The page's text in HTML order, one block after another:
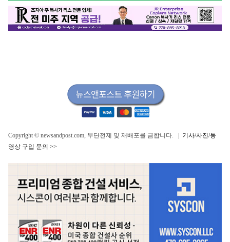
Copyright © newsandpost.com, 무단전제 및 재배포를 금합니다. | 기사/사진/동
영상 구입 문의 >>